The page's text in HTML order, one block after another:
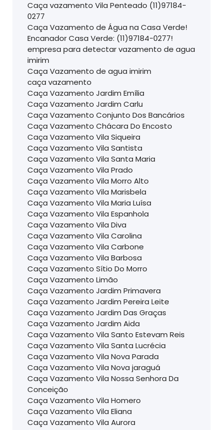
Caça vazamento Vila Penteado (11)97184-
0277
Caça Vazamento de Água na Casa Verde!
Encanador Casa Verde: (11)97184-0277!
empresa para detectar vazamento de agua
imirim
Caça Vazamento de agua imirim
caça vazamento
Caça Vazamento Jardim Emília
Caça Vazamento Jardim Carlu
Caça Vazamento Conjunto Dos Bancários
Caça Vazamento Chácara Do Encosto
Caça Vazamento Vila Siqueira
Caça Vazamento Vila Santista
Caça Vazamento Vila Santa Maria
Caça Vazamento Vila Prado
Caça Vazamento Vila Morro Alto
Caça Vazamento Vila Marisbela
Caça Vazamento Vila Maria Luísa
Caça Vazamento Vila Espanhola
Caça Vazamento Vila Diva
Caça Vazamento Vila Carolina
Caça Vazamento Vila Carbone
Caça Vazamento Vila Barbosa
Caça Vazamento Sítio Do Morro
Caça Vazamento Limão
Caça Vazamento Jardim Primavera
Caça Vazamento Jardim Pereira Leite
Caça Vazamento Jardim Das Graças
Caça Vazamento Jardim Aida
Caça Vazamento Vila Santo Estevam Reis
Caça Vazamento Vila Santa Lucrécia
Caça Vazamento Vila Nova Parada
Caça Vazamento Vila Nova jaraguá
Caça Vazamento Vila Nossa Senhora Da
Conceição
Caça Vazamento Vila Homero
Caça Vazamento Vila Eliana
Caça Vazamento Vila Aurora